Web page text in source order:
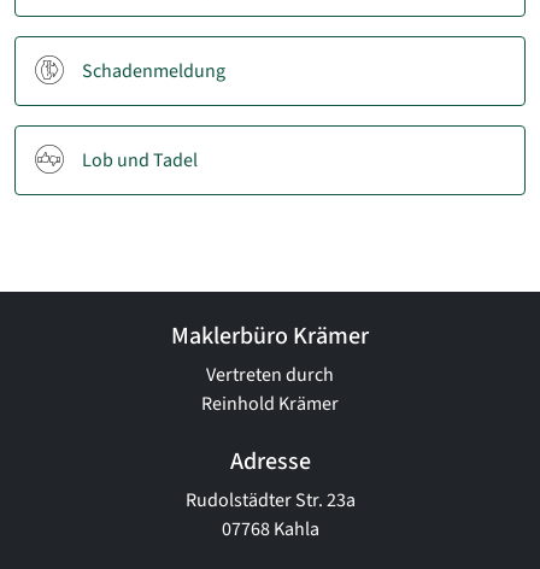
Schadenmeldung
Lob und Tadel
Maklerbüro Krämer
Vertreten durch
Reinhold Krämer
Adresse
Rudolstädter Str. 23a
07768 Kahla